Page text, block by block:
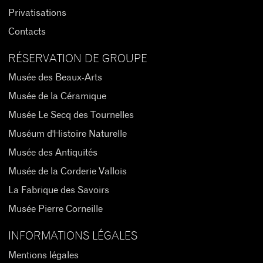
Privatisations
Contacts
RÉSERVATION DE GROUPE
Musée des Beaux-Arts
Musée de la Céramique
Musée Le Secq des Tournelles
Muséum d'Histoire Naturelle
Musée des Antiquités
Musée de la Corderie Vallois
La Fabrique des Savoirs
Musée Pierre Corneille
INFORMATIONS LÉGALES
Mentions légales